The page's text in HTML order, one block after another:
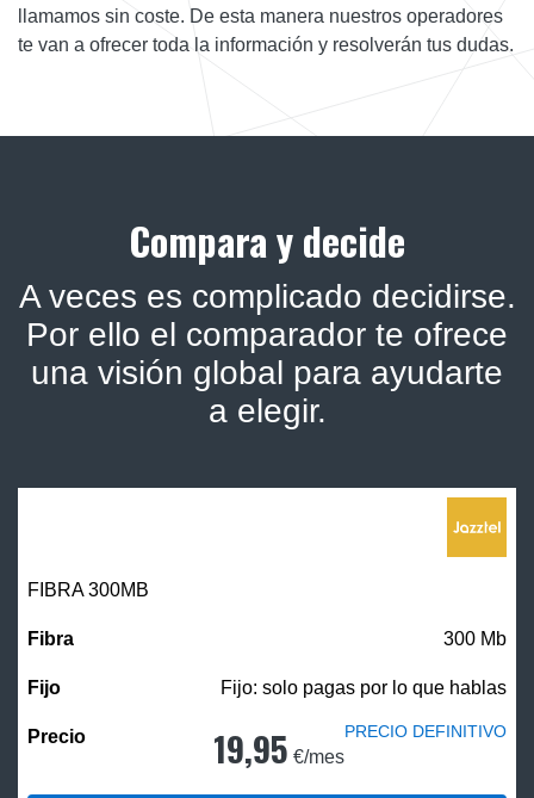
llamamos sin coste. De esta manera nuestros operadores
te van a ofrecer toda la información y resolverán tus dudas.
Compara y decide
A veces es complicado decidirse.
Por ello el comparador te ofrece
una visión global para ayudarte
a elegir.
FIBRA 300MB
300 Mb
Fijo: solo pagas por lo que hablas
19,95 €/mes
PRECIO DEFINITIVO